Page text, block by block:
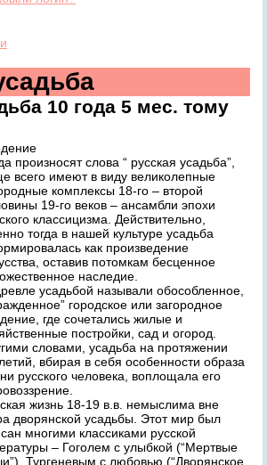
10 года 5 мес. тому
произносят слова “ русская усадьба”,
всего имеют в виду великолепные
комплексы 18-го – второй
19-го веков – ансамбли эпохи
классицизма. Действительно,
тогда в нашей культуре усадьба
как произведение
оставив потомкам бесценное
наследие.
усадьбой называли обособленное,
городское или загородное
где сочетались жилые и
постройки, сад и огород.
словами, усадьба на протяжении
вбирая в себя особенности образа
русского человека, воплощала его
жизнь 18-19 в.в. немыслима вне
дворянской усадьбы. Этот мир был
многими классиками русской
– Гоголем с улыбкой (“Мертвые
Тургеневым с любовью (“Дворянское